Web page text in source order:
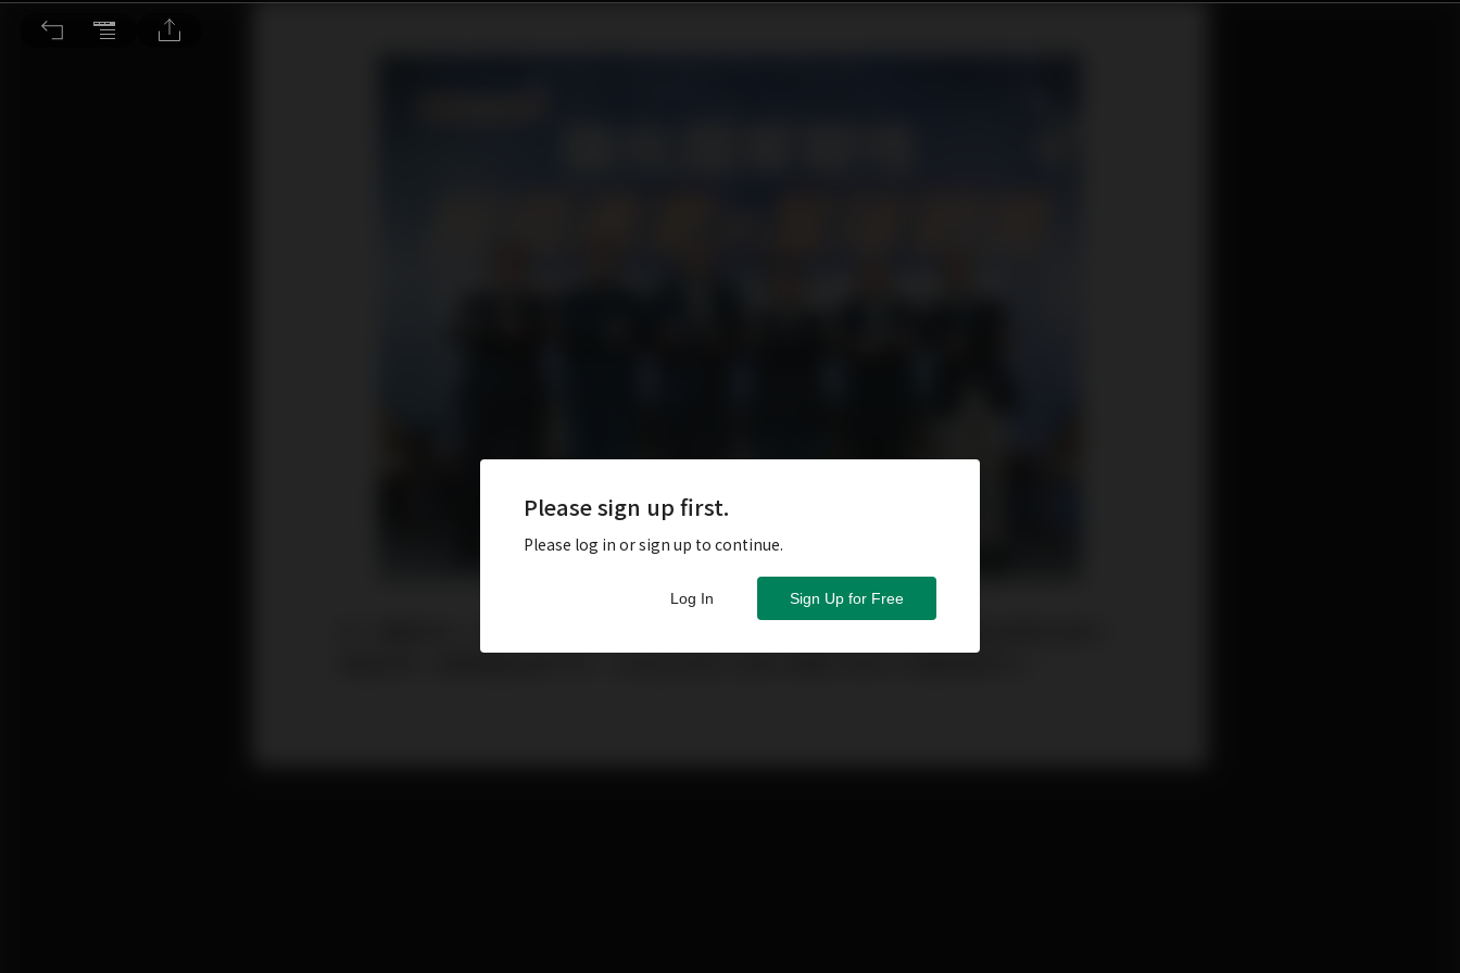
算力加電力 撐起下一輪國家競爭力
Please sign up first.
Please log in or sign up to continue.
Sign Up for Free
Log In